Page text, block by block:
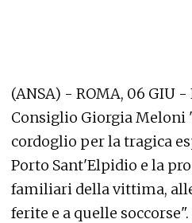
(ANSA) - ROMA, 06 GIU
Consiglio Giorgia Meloni
cordoglio per la tragica
Porto Sant'Elpidio e la
familiari della vittima,
ferite e a quelle